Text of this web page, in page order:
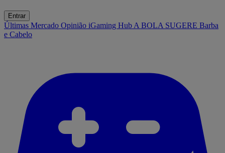
Entrar
Últimas Mercado Opinião iGaming Hub A BOLA SUGERE Barba
e Cabelo